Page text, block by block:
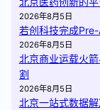
2026年8月5日
若创科技完成
2026年8月5日
北京商业运载火
割
2026年8月5日
北京一站式数据